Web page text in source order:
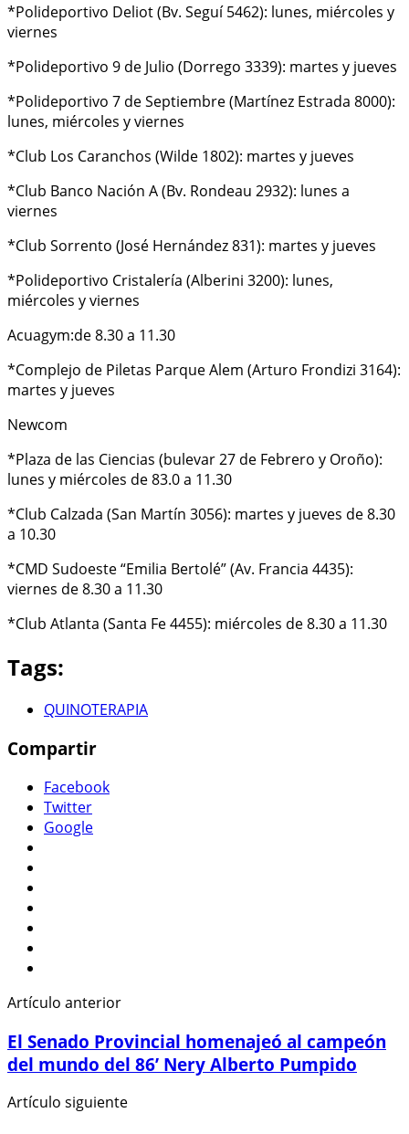
*Polideportivo Deliot (Bv. Seguí 5462): lunes, miércoles y
viernes
*Polideportivo 9 de Julio (Dorrego 3339): martes y jueves
*Polideportivo 7 de Septiembre (Martínez Estrada 8000):
lunes, miércoles y viernes
*Club Los Caranchos (Wilde 1802): martes y jueves
*Club Banco Nación A (Bv. Rondeau 2932): lunes a
viernes
*Club Sorrento (José Hernández 831): martes y jueves
*Polideportivo Cristalería (Alberini 3200): lunes,
miércoles y viernes
Acuagym:de 8.30 a 11.30
*Complejo de Piletas Parque Alem (Arturo Frondizi 3164):
martes y jueves
Newcom
*Plaza de las Ciencias (bulevar 27 de Febrero y Oroño):
lunes y miércoles de 83.0 a 11.30
*Club Calzada (San Martín 3056): martes y jueves de 8.30
a 10.30
*CMD Sudoeste “Emilia Bertolé” (Av. Francia 4435):
viernes de 8.30 a 11.30
*Club Atlanta (Santa Fe 4455): miércoles de 8.30 a 11.30
Tags:
QUINOTERAPIA
Compartir
Facebook
Twitter
Google
Artículo anterior
El Senado Provincial homenajeó al campeón
del mundo del 86’ Nery Alberto Pumpido
Artículo siguiente